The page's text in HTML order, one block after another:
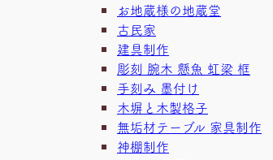
お地蔵様の地蔵堂
古民家
建具制作
彫刻 腕木 懸魚 虹梁 框
手刻み 墨付け
木塀と木製格子
無垢材テーブル 家具制作
神棚制作